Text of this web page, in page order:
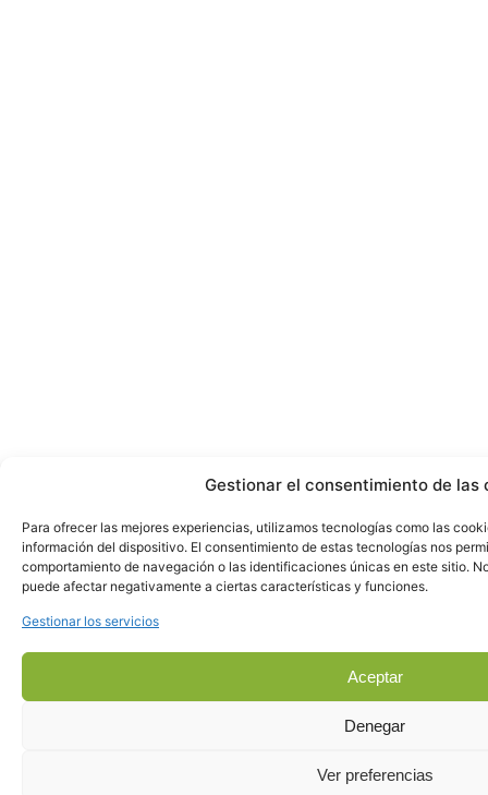
Gestionar el consentimiento de las
Para ofrecer las mejores experiencias, utilizamos tecnologías como las
información del dispositivo. El consentimiento de estas tecnologías nos
comportamiento de navegación o las identificaciones únicas en este sitio.
puede afectar negativamente a ciertas características y funciones.
Gestionar los servicios
Aceptar
Denegar
Ver preferencias